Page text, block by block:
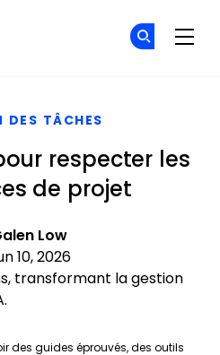
DES TÂCHES
respecter les
de projet
Low
10, 2026
transformant la gestion
des guides éprouvés, des outils